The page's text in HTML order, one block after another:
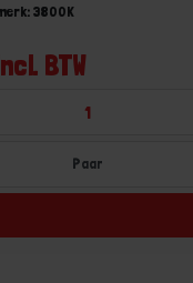
3800K
BTW
Paar